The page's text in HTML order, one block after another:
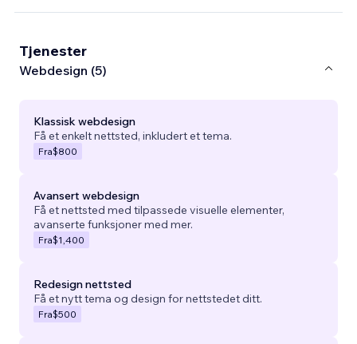
Tjenester
Webdesign (5)
Klassisk webdesign
Få et enkelt nettsted, inkludert et tema.
Fra$800
Avansert webdesign
Få et nettsted med tilpassede visuelle elementer,
avanserte funksjoner med mer.
Fra$1,400
Redesign nettsted
Få et nytt tema og design for nettstedet ditt.
Fra$500